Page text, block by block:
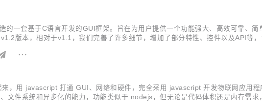
的一套基于C语言开发的GUI框架。旨在为用户提供一个功能强大、高效可靠、
版本，相对于v1.1，我们完善了许多细节，增加了部分特性、控件以及API等
，用 javascript 打通 GUI、网络和硬件，完全采用 javascript 开发物联网应用
文件系统和异步化的能力，功能类似于 nodejs，但无论是代码体积还是内存需